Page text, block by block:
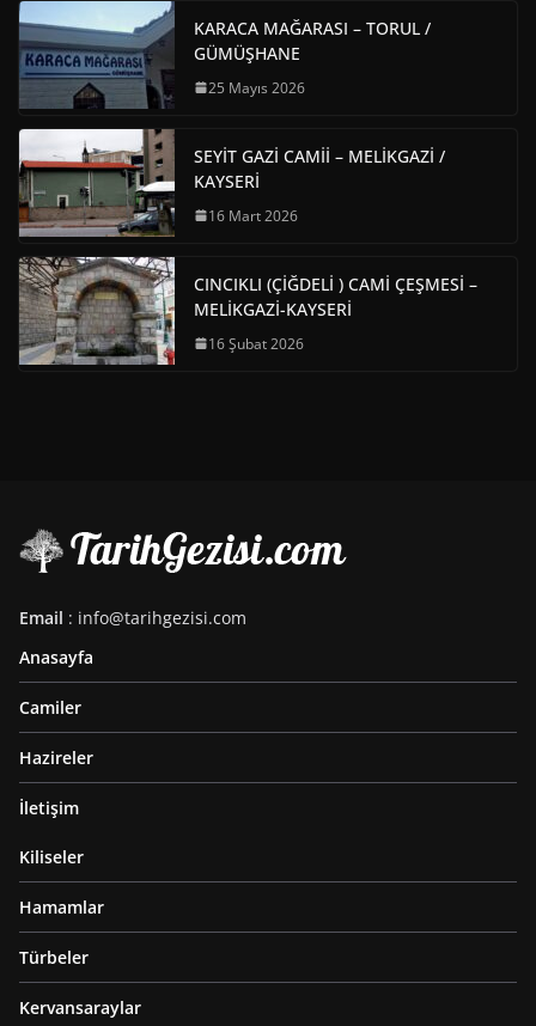
KARACA MAĞARASI – TORUL /
GÜMÜŞHANE
25 Mayıs 2026
SEYİT GAZİ CAMİİ – MELİKGAZİ /
KAYSERİ
16 Mart 2026
CINCIKLI (ÇİĞDELİ ) CAMİ ÇEŞMESİ –
MELİKGAZİ-KAYSERİ
16 Şubat 2026
Email : info@tarihgezisi.com
Anasayfa
Camiler
Hazireler
İletişim
Kiliseler
Hamamlar
Türbeler
Kervansaraylar